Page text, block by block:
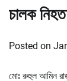
চালক নিহত
Posted on
মোঃ রুহুল আমিন